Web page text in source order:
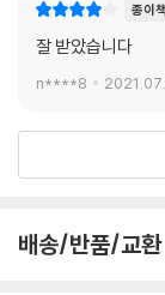
종이책
잘 받았습니다
n****8
배송/반품/교환